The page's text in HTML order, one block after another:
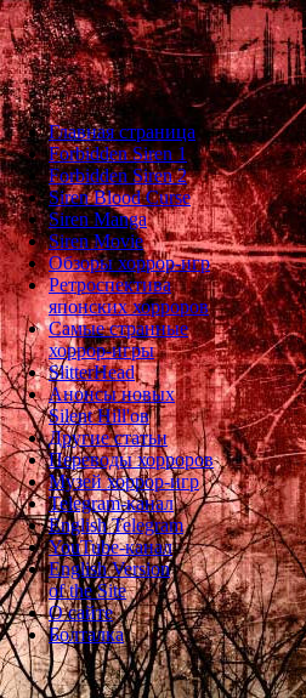
Главная страница
Forbidden Siren 1
Forbidden Siren 2
Siren Blood Curse
Siren Manga
Siren Movie
Обзоры хоррор-игр
Ретроспектива
японских хорроров
Самые странные
хоррор-игры
SlitterHead
Анонсы новых
Silent Hill'ов
Другие статьи
Переводы хорроров
Музей хоррор-игр
Telegram-канал
English Telegram
YouTube-канал
English Version
of the Site
О сайте
Болталка